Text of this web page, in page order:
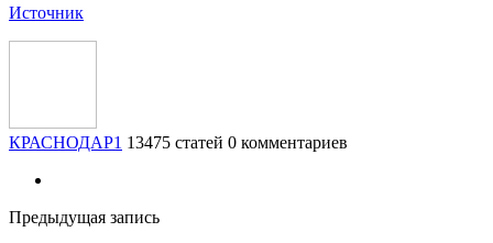
Источник
КРАСНОДАР1 13475 статей 0 комментариев
Предыдущая запись